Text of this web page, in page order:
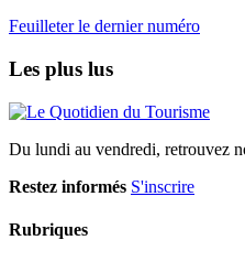
Feuilleter le dernier numéro
Les plus lus
Du lundi au vendredi, retrouvez
Restez informés S'inscrire
Rubriques